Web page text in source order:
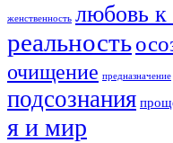
женственность любовь к
реальность
очищение предназначение
подсознания
я и мир